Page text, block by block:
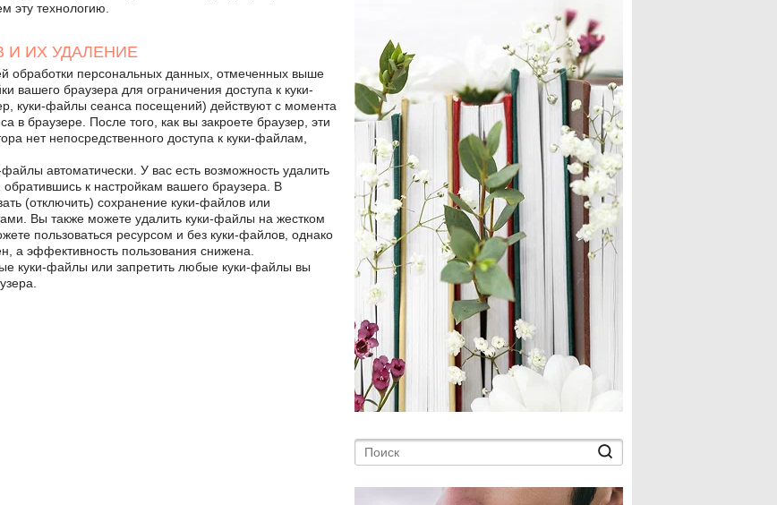
эту технологию.
И ИХ УДАЛЕНИЕ
обработки персональных данных, отмеченных выше
вашего браузера для ограничения доступа к куки-
куки-файлы сеанса посещений) действуют с момента
в браузере. После того, как вы закроете браузер, эти
нет непосредственного доступа к куки-файлам,
автоматически. У вас есть возможность удалить
к настройкам вашего браузера. В
(отключить) сохранение куки-файлов или
Вы также можете удалить куки-файлы на жестком
пользоваться ресурсом и без куки-файлов, однако
а эффективность пользования снижена.
куки-файлы или запретить любые куки-файлы вы